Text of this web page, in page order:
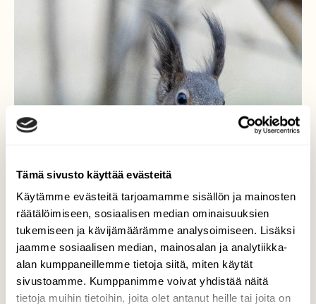
Tämä sivusto käyttää evästeitä
Käytämme evästeitä tarjoamamme sisällön ja mainosten
räätälöimiseen, sosiaalisen median ominaisuuksien
tukemiseen ja kävijämäärämme analysoimiseen. Lisäksi
jaamme sosiaalisen median, mainosalan ja analytiikka-
alan kumppaneillemme tietoja siitä, miten käytät
sivustoamme. Kumppanimme voivat yhdistää näitä
tietoja muihin tietoihin, joita olet antanut heille tai joita on